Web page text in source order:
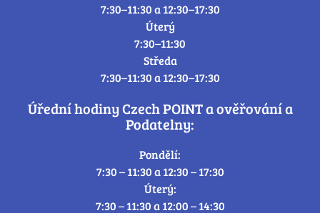
7:30–11:30 a 12:30–17:30
Úterý
7:30–11:30
Středa
7:30–11:30 a 12:30–17:30
Úřední hodiny Czech POINT a ověřování a
Podatelny:
Pondělí:
7:30 – 11:30 a 12:30 – 17:30
Úterý:
7:30 – 11:30 a 12:00 – 14:30